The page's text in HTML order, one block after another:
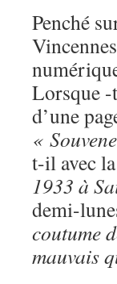
Penché
Lorsque
d’une
«
t-il avec
1933 à
demi-
coutume
mauvais